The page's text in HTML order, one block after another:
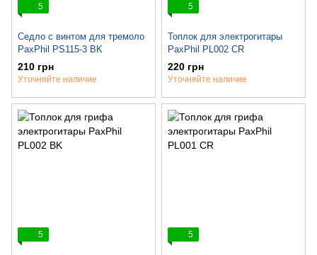
5
Седло c винтом для тремоло
PaxPhil PS115-3 BK
210 грн
Уточняйте наличие
5
Топлок для электрогитары
PaxPhil PL002 CR
220 грн
Уточняйте наличие
5 5